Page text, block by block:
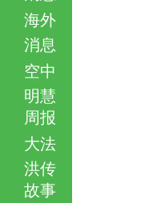
海外
消息
空中
明慧
周报
大法
洪传
故事